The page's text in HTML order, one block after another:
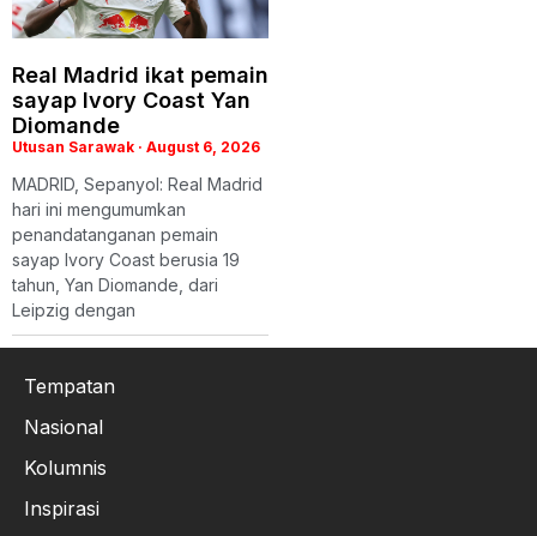
Real Madrid ikat pemain
sayap Ivory Coast Yan
Diomande
Utusan Sarawak August 6, 2026
MADRID, Sepanyol: Real Madrid
hari ini mengumumkan
penandatanganan pemain
sayap Ivory Coast berusia 19
tahun, Yan Diomande, dari
Leipzig dengan
Tempatan
Nasional
Kolumnis
Inspirasi